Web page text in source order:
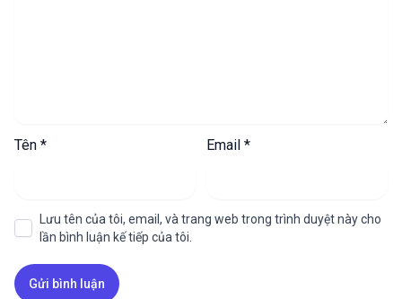
Tên * Email *
Lưu tên của tôi, email, và trang web trong trình duyệt này cho
lần bình luận kế tiếp của tôi.